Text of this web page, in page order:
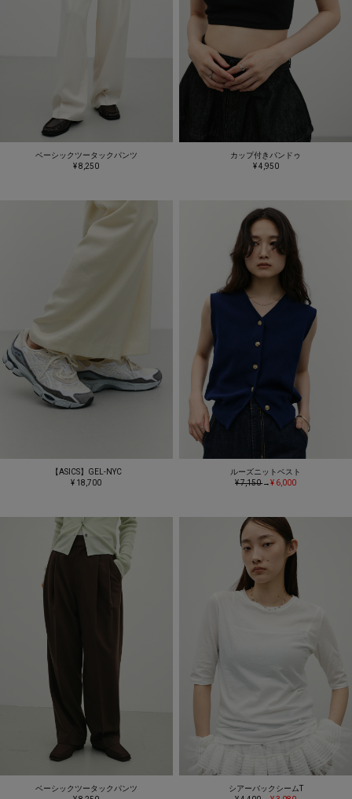
ベーシックツータックパンツ
¥ 8,250
カップ付きバンドゥ
¥ 4,950
【ASICS】GEL-NYC
¥ 18,700
ルーズニットベスト
¥ 7,150→¥ 6,000
ベーシックツータックパンツ
シアーバックシームT